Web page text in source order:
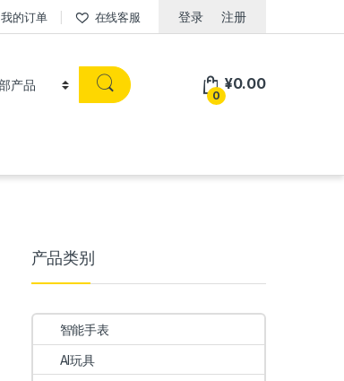
我的订单 在线客服 登录 注册
0
¥0.00
产品类别
智能手表
AI玩具